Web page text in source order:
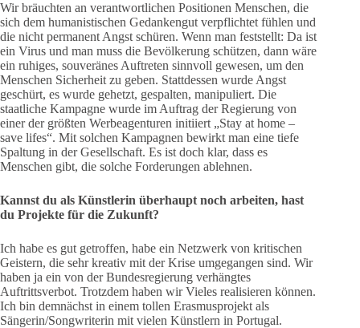
Wir bräuchten an verantwortlichen Positionen Menschen, die
sich dem humanistischen Gedankengut verpflichtet fühlen und
die nicht permanent Angst schüren. Wenn man feststellt: Da ist
ein Virus und man muss die Bevölkerung schützen, dann wäre
ein ruhiges, souveränes Auftreten sinnvoll gewesen, um den
Menschen Sicherheit zu geben. Stattdessen wurde Angst
geschürt, es wurde gehetzt, gespalten, manipuliert. Die
staatliche Kampagne wurde im Auftrag der Regierung von
einer der größten Werbeagenturen initiiert „Stay at home –
save lifes“. Mit solchen Kampagnen bewirkt man eine tiefe
Spaltung in der Gesellschaft. Es ist doch klar, dass es
Menschen gibt, die solche Forderungen ablehnen.
Kannst du als Künstlerin überhaupt noch arbeiten, hast
du Projekte für die Zukunft?
Ich habe es gut getroffen, habe ein Netzwerk von kritischen
Geistern, die sehr kreativ mit der Krise umgegangen sind. Wir
haben ja ein von der Bundesregierung verhängtes
Auftrittsverbot. Trotzdem haben wir Vieles realisieren können.
Ich bin demnächst in einem tollen Erasmusprojekt als
Sängerin/Songwriterin mit vielen Künstlern in Portugal.